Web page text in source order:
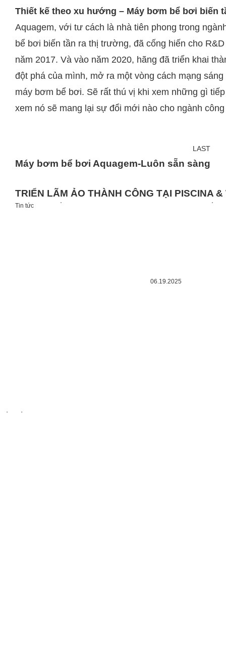
Thiết kế theo xu hướng – Máy bơm bể bơi biến
Aquagem, với tư cách là nhà tiên phong trong
bể bơi biến tần ra thị trường, đã cống hiến cho
năm 2017. Và vào năm 2020, hãng đã triển khai
đột phá của mình, mở ra một vòng cách mạng
máy bơm bể bơi. Sẽ rất thú vị khi xem những gì
xem nó sẽ mang lại sự đổi mới nào cho ngành
LAST
Máy bơm bể bơi Aquagem-Luôn sẵn sàng
TRIỂN LÃM ẢO THÀNH CÔNG TẠI PISCINA
Tin tức
06.19.2025